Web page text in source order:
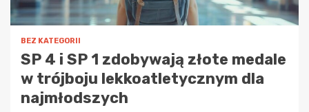
BEZ KATEGORII
SP 4 i SP 1 zdobywają złote medale
w trójboju lekkoatletycznym dla
najmłodszych